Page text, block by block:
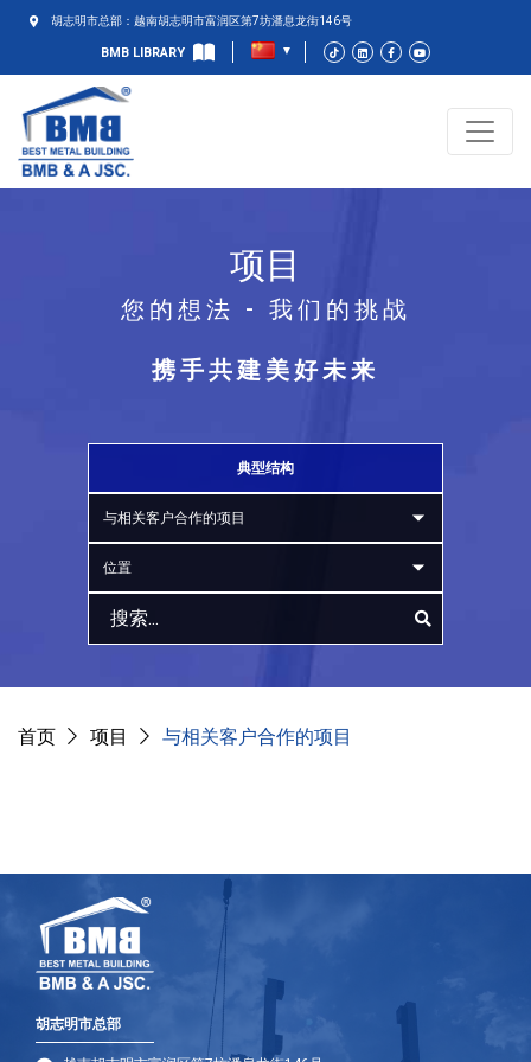
胡志明市总部：越南胡志明市富润区第7坊潘息龙街146号
BMB LIBRARY
项目
您的想法 - 我们的挑战
携手共建美好未来
典型结构
与相关客户合作的项目
位置
首页 项目 与相关客户合作的项目
胡志明市总部